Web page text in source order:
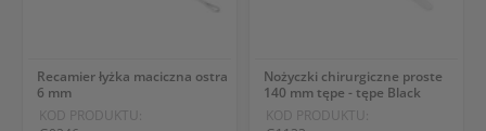
Recamier łyżka maciczna ostra
6 mm
KOD PRODUKTU:
Nożyczki chirurgiczne proste
140 mm tępe - tępe Black
KOD PRODUKTU: